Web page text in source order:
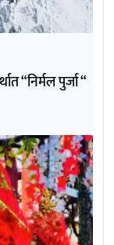
“निर्मल पुर्जा “